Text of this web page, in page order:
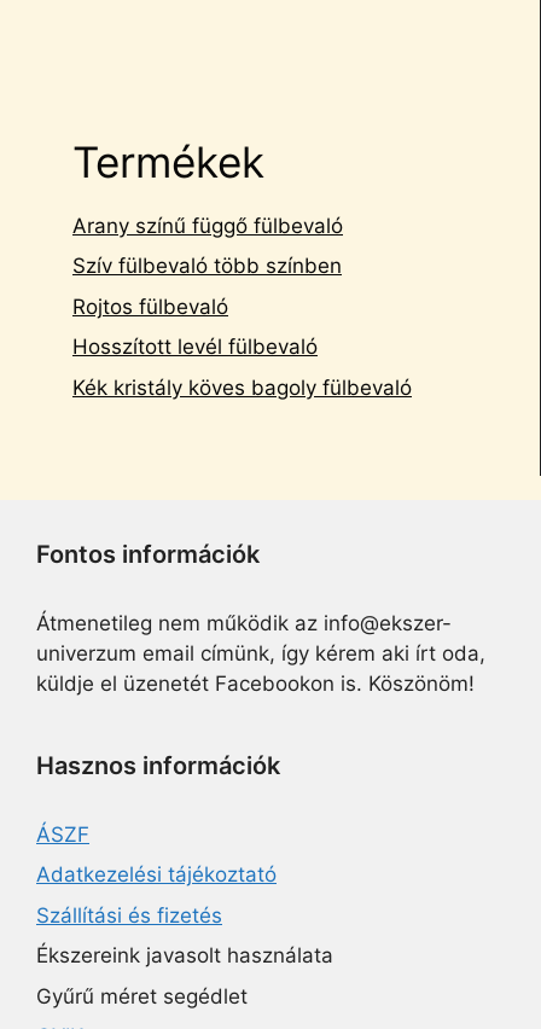
Termékek
Arany színű függő fülbevaló
Szív fülbevaló több színben
Rojtos fülbevaló
Hosszított levél fülbevaló
Kék kristály köves bagoly fülbevaló
Fontos információk
Átmenetileg nem működik az info@ekszer-
univerzum email címünk, így kérem aki írt oda,
küldje el üzenetét Facebookon is. Köszönöm!
Hasznos információk
ÁSZF
Adatkezelési tájékoztató
Szállítási és fizetés
Ékszereink javasolt használata
Gyűrű méret segédlet